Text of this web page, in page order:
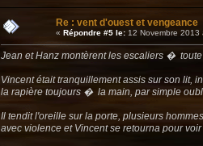
Re : vent d'ouest et vengeance
« Répondre #5 le: 12 Novembre
Jean et Hanz montèrent les escaliers �
Vincent était tranquillement assis sur son lit,
la rapière toujours � la main, par simple
Il tendit l'oreille sur la porte, plusieurs
avec violence et Vincent se retourna pour